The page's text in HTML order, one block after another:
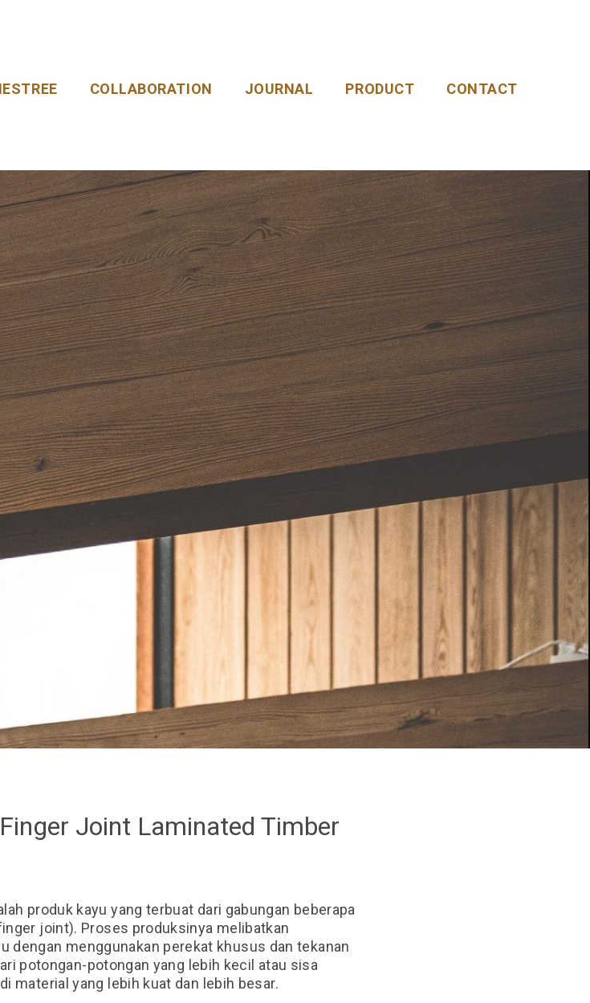
COLLABORATION JOURNAL PRODUCT CONTACT
Joint Laminated Timber
produk kayu yang terbuat dari gabungan beberapa
joint). Proses produksinya melibatkan
dengan menggunakan perekat khusus dan tekanan
potongan-potongan yang lebih kecil atau sisa
material yang lebih kuat dan lebih besar.